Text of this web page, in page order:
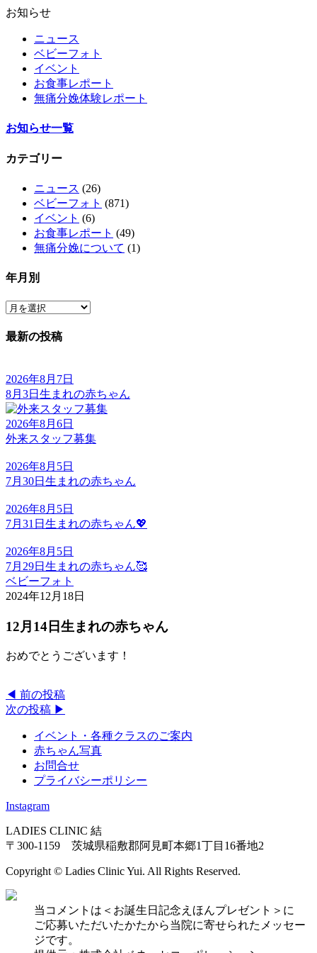
お知らせ
ニュース
ベビーフォト
イベント
お食事レポート
無痛分娩体験レポート
お知らせ一覧
カテゴリー
ニュース (26)
ベビーフォト (871)
イベント (6)
お食事レポート (49)
無痛分娩について (1)
年月別
最新の投稿
2026年8月7日
8月3日生まれの赤ちゃん
2026年8月6日
外来スタッフ募集
2026年8月5日
7月30日生まれの赤ちゃん
2026年8月5日
7月31日生まれの赤ちゃん💖
2026年8月5日
7月29日生まれの赤ちゃん🥰
ベビーフォト
2024年12月18日
12月14日生まれの赤ちゃん
おめでとうございます！
◀︎ 前の投稿
次の投稿 ▶︎
イベント・各種クラスのご案内
赤ちゃん写真
お問合せ
プライバシーポリシー
Instagram
LADIES CLINIC 結
〒300-1159 茨城県稲敷郡阿見町本郷1丁目16番地2
Copyright © Ladies Clinic Yui. All Rights Reserved.
当コメントは＜お誕生日記念えほんプレゼント＞に
ご応募いただいたかたから当院に寄せられたメッセー
ジです。